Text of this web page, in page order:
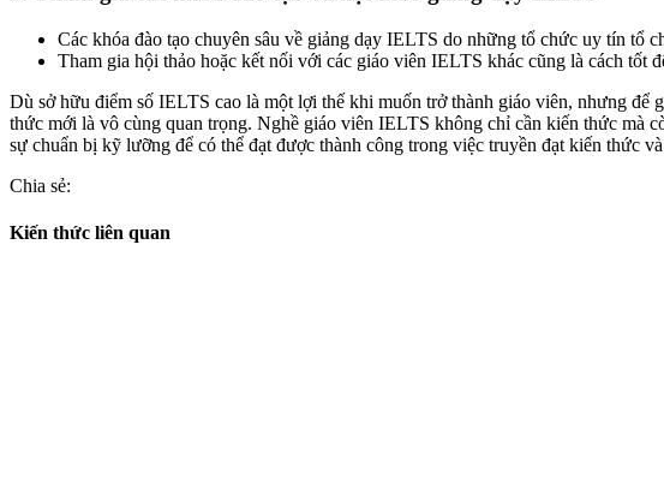
Các khóa đào tạo chuyên sâu về giảng dạy IELTS do những tổ chức uy tín tổ
Tham gia hội thảo hoặc kết nối với các giáo viên IELTS khác cũng là cách tốt
Dù sở hữu điểm số IELTS cao là một lợi thế khi muốn trở thành giáo viên, nhưng để
thức mới là vô cùng quan trọng. Nghề giáo viên IELTS không chỉ cần kiến thức mà
sự chuẩn bị kỹ lưỡng để có thể đạt được thành công trong việc truyền đạt kiến thức
Chia sẻ:
Kiến thức liên quan